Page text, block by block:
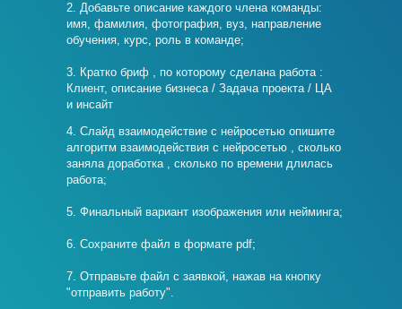
2. Добавьте описание каждого члена команды:
имя, фамилия, фотография, вуз, направление
обучения, курс, роль в команде;
3. Кратко бриф , по которому сделана работа :
Клиент, описание бизнеса / Задача проекта / ЦА
и инсайт
4. Слайд взаимодействие с нейросетью опишите
алгоритм взаимодействия с нейросетью , сколько
заняла доработка , сколько по времени длилась
работа;
5. Финальный вариант изображения или нейминга;
6. Сохраните файл в формате pdf;
7. Отправьте файл с заявкой, нажав на кнопку
"отправить работу".